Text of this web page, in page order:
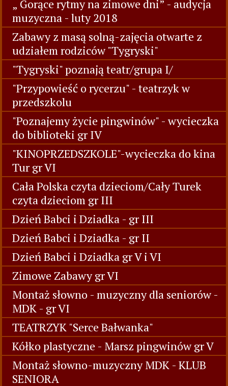
Bal Karnawałowy u Królowej Zimy
Realizacja Ogólnopolskiego Programu
Zwalczania Grypy (OPZG) w naszym
przedszkolu
„ Gorące rytmy na zimowe dni” - audycja
muzyczna - luty 2018
Zabawy z masą solną-zajęcia otwarte z
udziałem rodziców "Tygryski"
"Tygryski" poznają teatr/grupa I/
"Przypowieść o rycerzu" - teatrzyk w
przedszkolu
"Poznajemy życie pingwinów" - wycieczka
do biblioteki gr IV
"KINOPRZEDSZKOLE"-wycieczka do kina
Tur gr VI
Cała Polska czyta dzieciom/Cały Turek
czyta dzieciom gr III
Dzień Babci i Dziadka - gr III
Dzień Babci i Dziadka - gr II
Dzień Babci i Dziadka gr V i VI
Zimowe Zabawy gr VI
Montaż słowno - muzyczny dla seniorów -
MDK - gr VI